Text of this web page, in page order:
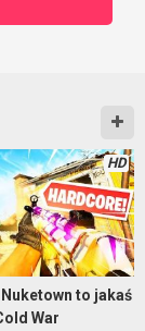
HD
to jakaś
War